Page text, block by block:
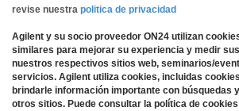
revise nuestra politica de privacidad
Agilent y su socio proveedor ON24 utilizan
similares para mejorar su experiencia y medir
nuestros respectivos sitios web, seminarios/
servicios. Agilent utiliza cookies, incluidas
brindarle información importante con búsquedas
otros sitios. Puede consultar la política de